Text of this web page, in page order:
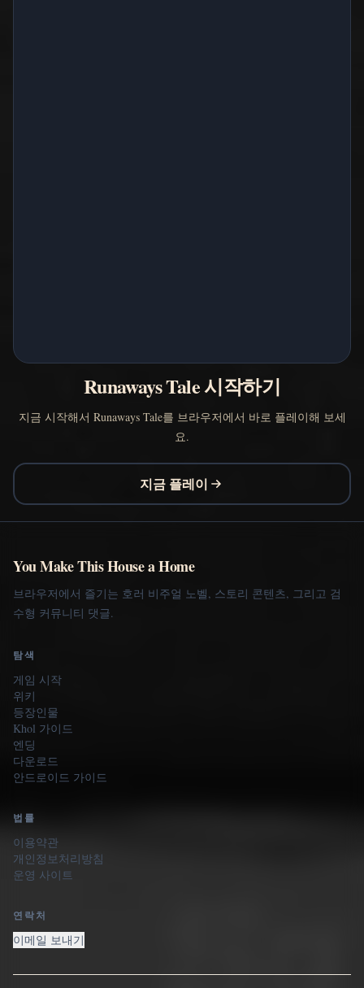
Runaways Tale 시작하기
지금 시작해서 Runaways Tale를 브라우저에서 바로 플레이해 보세
요.
지금 플레이
You Make This House a Home
브라우저에서 즐기는 호러 비주얼 노벨, 스토리 콘텐츠, 그리고 검
수형 커뮤니티 댓글.
탐색
게임 시작
위키
등장인물
Khol 가이드
엔딩
다운로드
안드로이드 가이드
법률
이용약관
개인정보처리방침
운영 사이트
연락처
이메일 보내기